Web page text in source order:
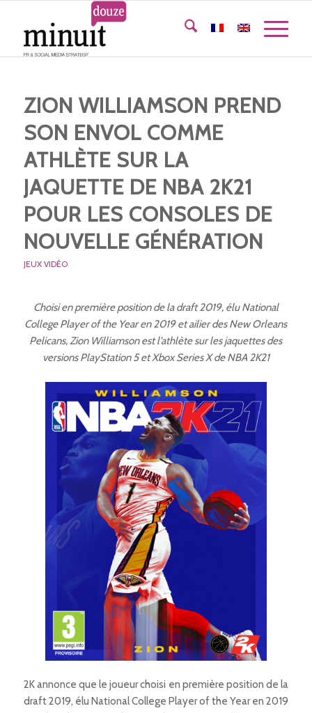
ZION WILLIAMSON PREND
SON ENVOL COMME
ATHLÈTE SUR LA
JAQUETTE DE NBA 2K21
POUR LES CONSOLES DE
NOUVELLE GÉNÉRATION
JEUX VIDÉO
Choisi en première position de la draft 2019, élu National
College Player of the Year en 2019 et ailier des New Orleans
Pelicans, Zion Williamson est l’athlète sur les jaquettes des
versions PlayStation 5 et Xbox Series X de NBA 2K21
2K annonce que le joueur choisi en première position de la
draft 2019, élu National College Player of the Year en 2019